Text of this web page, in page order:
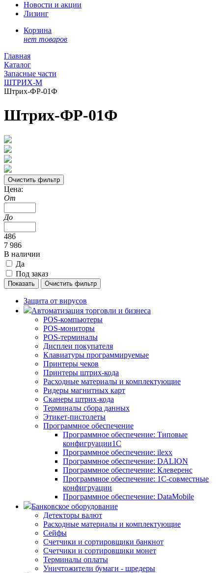
Новости и акции
Лизинг
Корзина
нет товаров
Главная
Каталог
Запасные части
ШТРИХ-М
Штрих-ФР-01Ф
Штрих-ФР-01Ф
Цена:
От
До
486
7 986
В наличии
Да
Под заказ
Защита от вирусов
Автоматизация торговли и бизнеса
POS-компьютеры
POS-мониторы
POS-терминалы
Дисплеи покупателя
Клавиатуры программируемые
Принтеры чеков
Принтеры штрих-кода
Расходные материалы и комплектующие
Ридеры магнитных карт
Сканеры штрих-кода
Терминалы сбора данных
Этикет-пистолеты
Программное обеспечение
Программное обеспечение: Типовые
конфигруации1С
Программное обеспечение: ilexx
Программное обеспечение: DALION
Программное обеспечение: Клеверенс
Программное обеспечение: 1С-совместные
конфигруации
Программное обеспечение: DataMobile
Банковское оборудование
Детекторы валют
Расходные материалы и комплектующие
Сейфы
Счетчики и сортировщики банкнот
Счетчики и сортировщики монет
Терминалы оплаты
Уничтожители бумаги - шредеры